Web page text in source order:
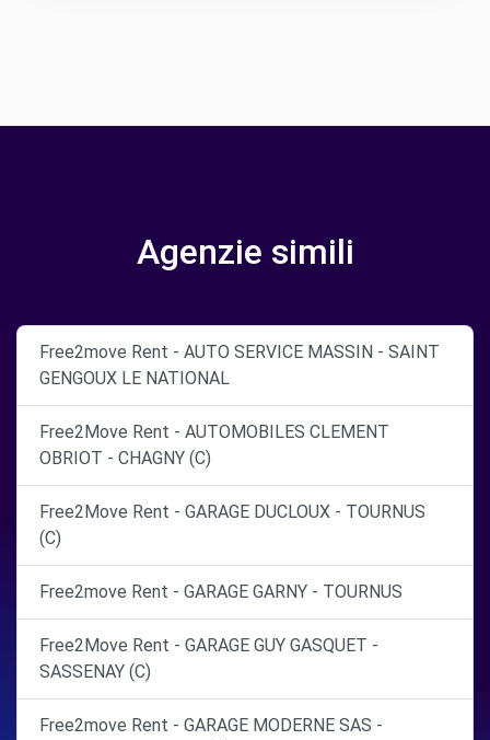
Agenzie simili
Free2move Rent - AUTO SERVICE MASSIN - SAINT
GENGOUX LE NATIONAL
Free2Move Rent - AUTOMOBILES CLEMENT
OBRIOT - CHAGNY (C)
Free2Move Rent - GARAGE DUCLOUX - TOURNUS
(C)
Free2move Rent - GARAGE GARNY - TOURNUS
Free2Move Rent - GARAGE GUY GASQUET -
SASSENAY (C)
Free2move Rent - GARAGE MODERNE SAS -